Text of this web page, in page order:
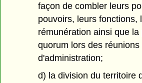
façon de combler leurs
pouvoirs, leurs fonctions,
rémunération ainsi que
quorum lors des réunions
d'administration;
d) la division du territoire